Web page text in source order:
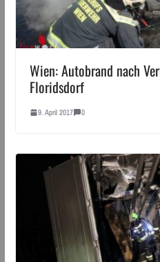
Wien: Autobrand nach
Floridsdorf
9. April 2017 0